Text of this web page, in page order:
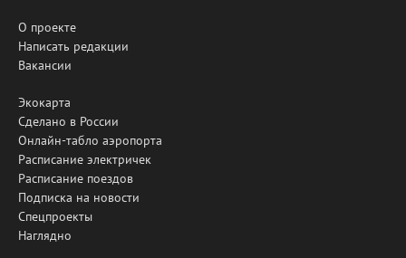
О проекте
Написать редакции
Вакансии
Экокарта
Сделано в России
Онлайн-табло аэропорта
Расписание электричек
Расписание поездов
Подписка на новости
Спецпроекты
Наглядно